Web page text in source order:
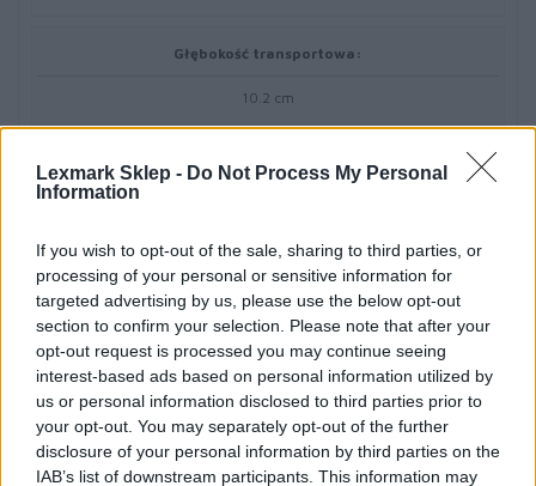
Lexmark Sklep - Do Not Process My Personal
Information
If you wish to opt-out of the sale, sharing to third parties, or
processing of your personal or sensitive information for
targeted advertising by us, please use the below opt-out
section to confirm your selection. Please note that after your
opt-out request is processed you may continue seeing
interest-based ads based on personal information utilized by
us or personal information disclosed to third parties prior to
your opt-out. You may separately opt-out of the further
disclosure of your personal information by third parties on the
IAB’s list of downstream participants. This information may
Głębokość transportowa:
10.2 cm
Wysokość transportowa:
Waga transportowa:
200 g
Materiał eksploatacyjny
Typ materiału eksploatacyjnego: